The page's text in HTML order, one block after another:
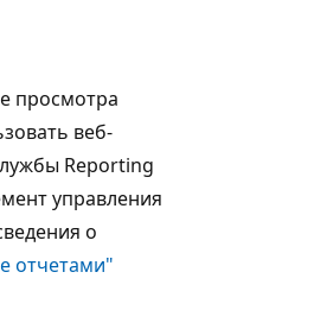
просмотра
веб-
Reporting
управления
о
отчетами"